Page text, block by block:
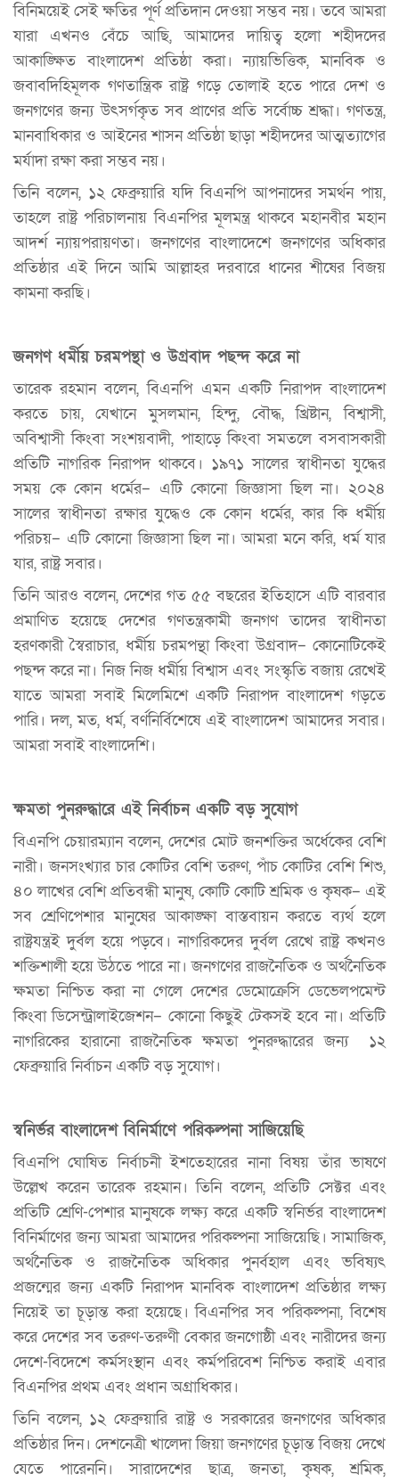
বিনিময়েই সেই ক্ষতির পূর্ণ প্রতিদান দেওয়া সম্ভব নয়। তবে আমরা
যারা এখনও বেঁচে আছি, আমাদের দায়িত্ব হলো শহীদদের
আকাঙ্ক্ষিত বাংলাদেশ প্রতিষ্ঠা করা। ন্যায়ভিত্তিক, মানবিক ও
জবাবদিহিমূলক গণতান্ত্রিক রাষ্ট্র গড়ে তোলাই হতে পারে দেশ ও
জনগণের জন্য উৎসর্গকৃত সব প্রাণের প্রতি সর্বোচ্চ শ্রদ্ধা। গণতন্ত্র,
মানবাধিকার ও আইনের শাসন প্রতিষ্ঠা ছাড়া শহীদদের আত্মত্যাগের
মর্যাদা রক্ষা করা সম্ভব নয়।
তিনি বলেন, ১২ ফেব্রুয়ারি যদি বিএনপি আপনাদের সমর্থন পায়,
তাহলে রাষ্ট্র পরিচালনায় বিএনপির মূলমন্ত্র থাকবে মহানবীর মহান
আদর্শ ন্যায়পরায়ণতা। জনগণের বাংলাদেশে জনগণের অধিকার
প্রতিষ্ঠার এই দিনে আমি আল্লাহর দরবারে ধানের শীষের বিজয়
কামনা করছি।
জনগণ ধর্মীয় চরমপন্থা ও উগ্রবাদ পছন্দ করে না
তারেক রহমান বলেন, বিএনপি এমন একটি নিরাপদ বাংলাদেশ
করতে চায়, যেখানে মুসলমান, হিন্দু, বৌদ্ধ, খ্রিষ্টান, বিশ্বাসী,
অবিশ্বাসী কিংবা সংশয়বাদী, পাহাড়ে কিংবা সমতলে বসবাসকারী
প্রতিটি নাগরিক নিরাপদ থাকবে। ১৯৭১ সালের স্বাধীনতা যুদ্ধের
সময় কে কোন ধর্মের– এটি কোনো জিজ্ঞাসা ছিল না। ২০২৪
সালের স্বাধীনতা রক্ষার যুদ্ধেও কে কোন ধর্মের, কার কি ধর্মীয়
পরিচয়– এটি কোনো জিজ্ঞাসা ছিল না। আমরা মনে করি, ধর্ম যার
যার, রাষ্ট্র সবার।
তিনি আরও বলেন, দেশের গত ৫৫ বছরের ইতিহাসে এটি বারবার
প্রমাণিত হয়েছে দেশের গণতন্ত্রকামী জনগণ তাদের স্বাধীনতা
হরণকারী স্বৈরাচার, ধর্মীয় চরমপন্থা কিংবা উগ্রবাদ– কোনোটিকেই
পছন্দ করে না। নিজ নিজ ধর্মীয় বিশ্বাস এবং সংস্কৃতি বজায় রেখেই
যাতে আমরা সবাই মিলেমিশে একটি নিরাপদ বাংলাদেশ গড়তে
পারি। দল, মত, ধর্ম, বর্ণনির্বিশেষে এই বাংলাদেশ আমাদের সবার।
আমরা সবাই বাংলাদেশি।
ক্ষমতা পুনরুদ্ধারে এই নির্বাচন একটি বড় সুযোগ
বিএনপি চেয়ারম্যান বলেন, দেশের মোট জনশক্তির অর্ধেকের বেশি
নারী। জনসংখ্যার চার কোটির বেশি তরুণ, পাঁচ কোটির বেশি শিশু,
৪০ লাখের বেশি প্রতিবন্ধী মানুষ, কোটি কোটি শ্রমিক ও কৃষক– এই
সব শ্রেণিপেশার মানুষের আকাঙ্ক্ষা বাস্তবায়ন করতে ব্যর্থ হলে
রাষ্ট্রযন্ত্রই দুর্বল হয়ে পড়বে। নাগরিকদের দুর্বল রেখে রাষ্ট্র কখনও
শক্তিশালী হয়ে উঠতে পারে না। জনগণের রাজনৈতিক ও অর্থনৈতিক
ক্ষমতা নিশ্চিত করা না গেলে দেশের ডেমোক্রেসি ডেভেলপমেন্ট
কিংবা ডিসেন্ট্রালাইজেশন– কোনো কিছুই টেকসই হবে না। প্রতিটি
নাগরিকের হারানো রাজনৈতিক ক্ষমতা পুনরুদ্ধারের জন্য ১২
ফেব্রুয়ারি নির্বাচন একটি বড় সুযোগ।
স্বনির্ভর বাংলাদেশ বিনির্মাণে পরিকল্পনা সাজিয়েছি
বিএনপি ঘোষিত নির্বাচনী ইশতেহারের নানা বিষয় তাঁর ভাষণে
উল্লেখ করেন তারেক রহমান। তিনি বলেন, প্রতিটি সেক্টর এবং
প্রতিটি শ্রেণি-পেশার মানুষকে লক্ষ্য করে একটি স্বনির্ভর বাংলাদেশ
বিনির্মাণের জন্য আমরা আমাদের পরিকল্পনা সাজিয়েছি। সামাজিক,
অর্থনৈতিক ও রাজনৈতিক অধিকার পুনর্বহাল এবং ভবিষ্যৎ
প্রজন্মের জন্য একটি নিরাপদ মানবিক বাংলাদেশ প্রতিষ্ঠার লক্ষ্য
নিয়েই তা চূড়ান্ত করা হয়েছে। বিএনপির সব পরিকল্পনা, বিশেষ
করে দেশের সব তরুণ-তরুণী বেকার জনগোষ্ঠী এবং নারীদের জন্য
দেশে-বিদেশে কর্মসংস্থান এবং কর্মপরিবেশ নিশ্চিত করাই এবার
বিএনপির প্রথম এবং প্রধান অগ্রাধিকার।
তিনি বলেন, ১২ ফেব্রুয়ারি রাষ্ট্র ও সরকারের জনগণের অধিকার
প্রতিষ্ঠার দিন। দেশনেত্রী খালেদা জিয়া জনগণের চূড়ান্ত বিজয় দেখে
যেতে পারেননি। সারাদেশের ছাত্র, জনতা, কৃষক, শ্রমিক,